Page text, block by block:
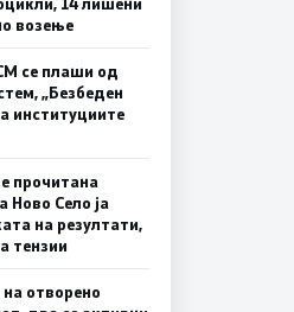
возење
се плаши од
„Безбеден
институциите
прочитана
Ново Село ја
на резултати,
тензии
отворено